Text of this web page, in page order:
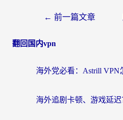
← 前一篇文章
翻回国内vpn